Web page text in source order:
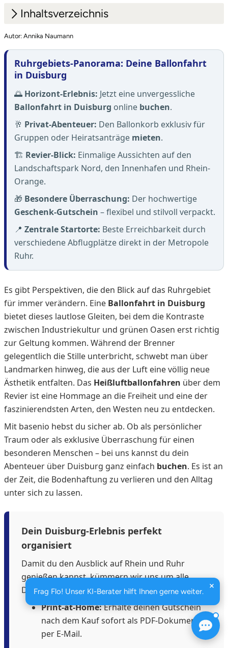
Inhaltsverzeichnis
1. Faszination über Duisburg: Der Wind weist den
Weg
2. Deine Flug-Optionen im Raum Duisburg
Autor: Annika Naumann
Ruhrgebiets-Panorama: Deine Ballonfahrt
in Duisburg
🌅 Horizont-Erlebnis: Jetzt eine unvergessliche
Ballonfahrt in Duisburg online buchen.
🥂 Privat-Abenteuer: Den Ballonkorb exklusiv für
Gruppen oder Heiratsanträge mieten.
🏗️ Revier-Blick: Einmalige Aussichten auf den
Landschaftspark Nord, den Innenhafen und Rhein-
Orange.
🎁 Besondere Überraschung: Der hochwertige
Geschenk-Gutschein – flexibel und stilvoll verpackt.
📍 Zentrale Startorte: Beste Erreichbarkeit durch
verschiedene Abflugplätze direkt in der Metropole
Ruhr.
Es gibt Perspektiven, die den Blick auf das Ruhrgebiet
für immer verändern. Eine Ballonfahrt in Duisburg
bietet dieses lautlose Gleiten, bei dem die Kontraste
zwischen Industriekultur und grünen Oasen erst richtig
zur Geltung kommen. Während der Brenner
gelegentlich die Stille unterbricht, schwebt man über
Landmarken hinweg, die aus der Luft eine völlig neue
Ästhetik entfalten. Das Heißluftballonfahren über dem
Revier ist eine Hommage an die Freiheit und eine der
faszinierendsten Arten, den Westen neu zu entdecken.
Mit basenio hebst du sicher ab. Ob als persönlicher
Traum oder als exklusive Überraschung für einen
besonderen Menschen – bei uns kannst du dein
Abenteuer über Duisburg ganz einfach buchen. Es ist an
der Zeit, die Bodenhaftung zu verlieren und den Alltag
unter sich zu lassen.
Dein Duisburg-Erlebnis perfekt
organisiert
Damit du den Ausblick auf Rhein und Ruhr
genießen kannst, kümmern wir uns um alle
Details:
Print-at-Home:Erhalte deinen Gutschein
nach dem Kauf sofort als PDF-Dokument
per E-Mail.
Frag Flo! Unser KI-Berater hilft Ihnen gerne weiter.